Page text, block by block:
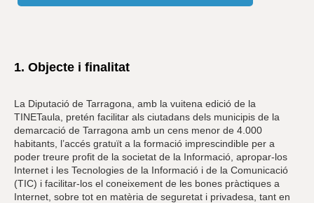
1. Objecte i finalitat
La Diputació de Tarragona, amb la vuitena edició de la
TINETaula, pretén facilitar als ciutadans dels municipis de la
demarcació de Tarragona amb un cens menor de 4.000
habitants, l’accés gratuït a la formació imprescindible per a
poder treure profit de la societat de la Informació, apropar-los
Internet i les Tecnologies de la Informació i de la Comunicació
(TIC) i facilitar-los el coneixement de les bones pràctiques a
Internet, sobre tot en matèria de seguretat i privadesa, tant en